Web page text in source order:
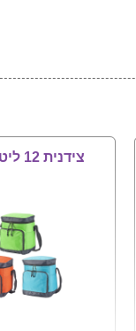
צידנית 12 ליטר כלנית